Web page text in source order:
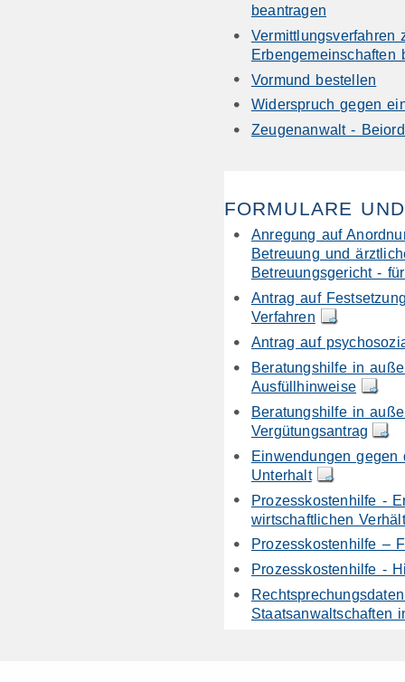
beantragen
Vermittlungsverfahren
Erbengemeinschaften
Vormund bestellen
Widerspruch gegen
Zeugenanwalt -
FORMULARE
Anregung auf
Betreuung und
Betreuungsgericht -
Antrag auf
Verfahren
Antrag auf
Beratungshilfe in
Ausfüllhinweise
Beratungshilfe in
Vergütungsantrag
Einwendungen
Unterhalt
Prozesskostenhilfe -
wirtschaftlichen
Prozesskosten­hilfe –
Prozesskostenhilfe -
Staatsanwaltschaften